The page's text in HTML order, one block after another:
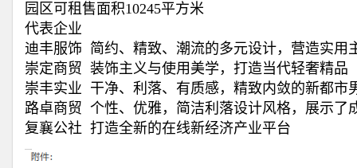
园区可租售面积10245平方米
代表企业
迪丰服饰 简约、精致、潮流的多元设计，营造实用
崇定商贸 装饰主义与使用美学，打造当代轻奢精品
崇丰实业 干净、利落、有质感，精致内敛的新都市
路卓商贸 个性、优雅，简洁利落设计风格，展示了
复襄公社 打造全新的在线新经济产业平台